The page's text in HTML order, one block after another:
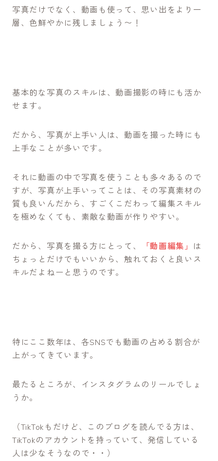
写真だけでなく、動画も使って、思い出をより一
層、色鮮やかに残しましょう〜！
基本的な写真のスキルは、動画撮影の時にも活か
せます。
だから、写真が上手い人は、動画を撮った時にも
上手なことが多いです。
それに動画の中で写真を使うことも多々あるので
すが、写真が上手いってことは、その写真素材の
質も良いんだから、すごくこだわって編集スキル
を極めなくても、素敵な動画が作りやすい。
だから、写真を撮る方にとって、 「動画編集」 は
ちょっとだけでもいいから、触れておくと良いス
キルだよねーと思うのです。
特にここ数年は、各SNSでも動画の占める割合が
上がってきています。
最たるところが、インスタグラムのリールでしょ
うか。
（TikTokもだけど、このブログを読んでる方は、
TikTokのアカウントを持っていて、発信している
人は少なそうなので・・）